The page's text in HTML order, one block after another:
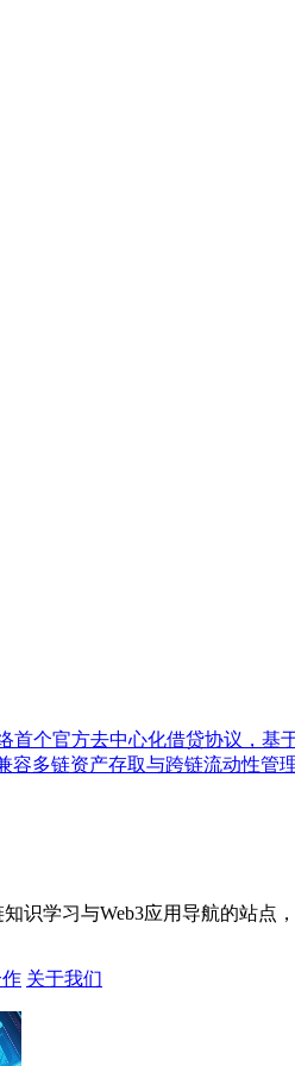
首个官方去中心化借贷协议，
容多链资产存取与跨链流动性管理
识学习与Web3应用导航的站点
关于我们